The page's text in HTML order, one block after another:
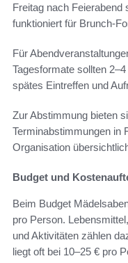
Freitag nach Feierabend
funktioniert für Brunch-
Für
Tagesformate sollten
spätes Eintreffen und
Zur Abstimmung bieten
Terminabstimmungen in
Organisation
Budget und
Beim Budget
pro Person.
und Aktivitäten zählen
liegt oft bei 10–25 € pro